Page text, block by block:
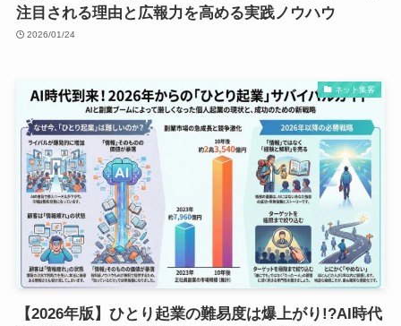
注目される理由と広報力を高める実践ノウハウ
2026/01/24
ネット集客
【2026年版】ひとり起業の難易度は爆上がり!?AI時代